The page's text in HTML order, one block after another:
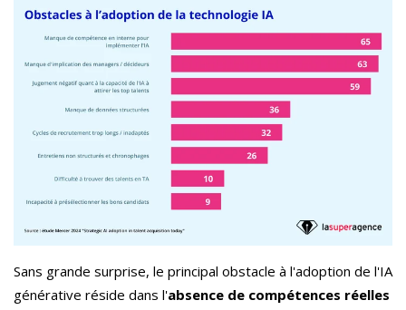
Sans grande surprise, le principal obstacle à l'adoption de l'IA
générative réside dans l'absence de compétences réelles